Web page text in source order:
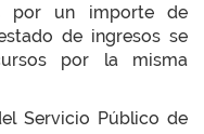
por un importe de
de ingresos se
por la misma
Servicio Público de